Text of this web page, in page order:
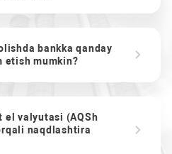
bankka qanday
mumkin?
valyutasi (AQSh
naqdlashtira